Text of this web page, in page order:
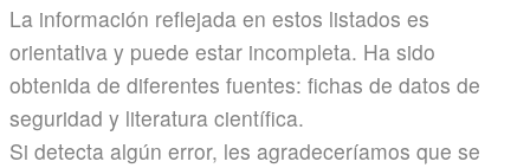
La información reflejada en estos listados es
orientativa y puede estar incompleta. Ha sido
obtenida de diferentes fuentes: fichas de datos de
seguridad y literatura científica.
Si detecta algún error, les agradeceríamos que se